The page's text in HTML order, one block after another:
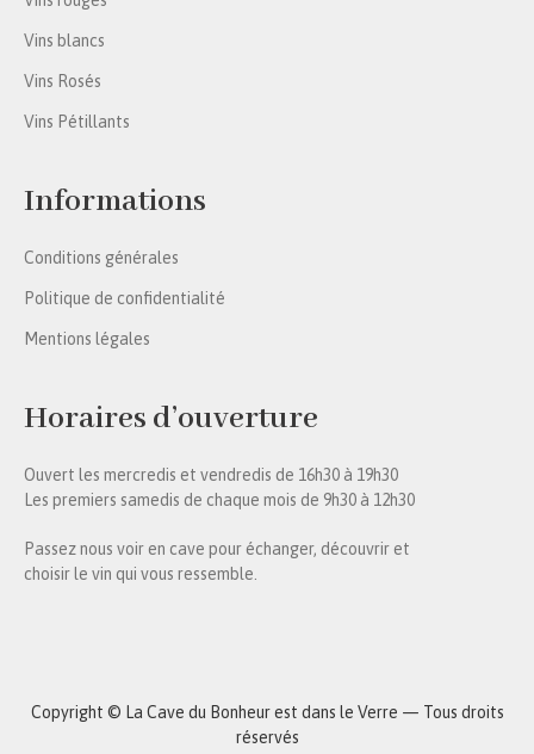
Vins blancs
Vins Rosés
Vins Pétillants
Informations
Conditions générales
Politique de confidentialité
Mentions légales
Horaires d’ouverture
Ouvert les mercredis et vendredis de 16h30 à 19h30
Les premiers samedis de chaque mois de 9h30 à 12h30
Passez nous voir en cave pour échanger, découvrir et
choisir le vin qui vous ressemble.
Copyright © La Cave du Bonheur est dans le Verre — Tous droits
réservés